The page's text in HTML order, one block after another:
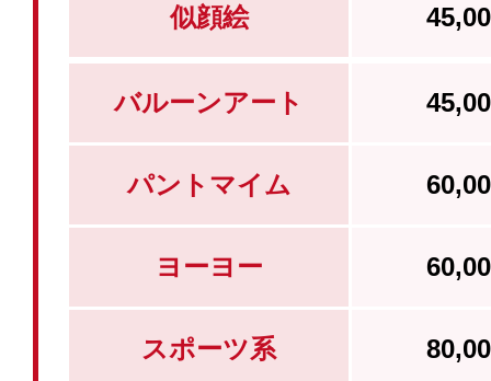
似顔絵
バルーンアート
パントマイム
ヨーヨー
スポーツ系